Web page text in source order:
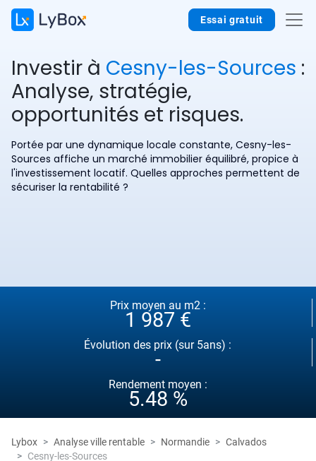
Essai gratuit
Investir à Cesny-les-Sources :
Analyse, stratégie,
opportunités et risques.
Portée par une dynamique locale constante, Cesny-les-
Sources affiche un marché immobilier équilibré, propice à
l'investissement locatif. Quelles approches permettent de
sécuriser la rentabilité ?
Prix moyen au m2 :
1 987 €
Évolution des prix (sur 5ans) :
-
Rendement moyen :
5.48 %
Lybox Analyse ville rentable Normandie
Calvados
Cesny-les-Sources